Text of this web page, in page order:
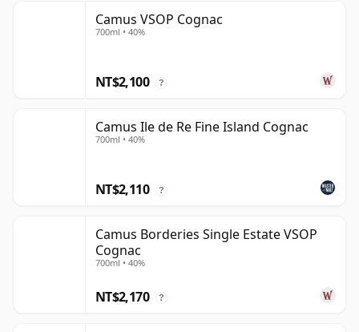
Camus VSOP Cognac
700ml • 40%
NT$2,100 ?
Camus Ile de Re Fine Island Cognac
700ml • 40%
NT$2,110 ?
Camus Borderies Single Estate VSOP
Cognac
700ml • 40%
NT$2,170 ?